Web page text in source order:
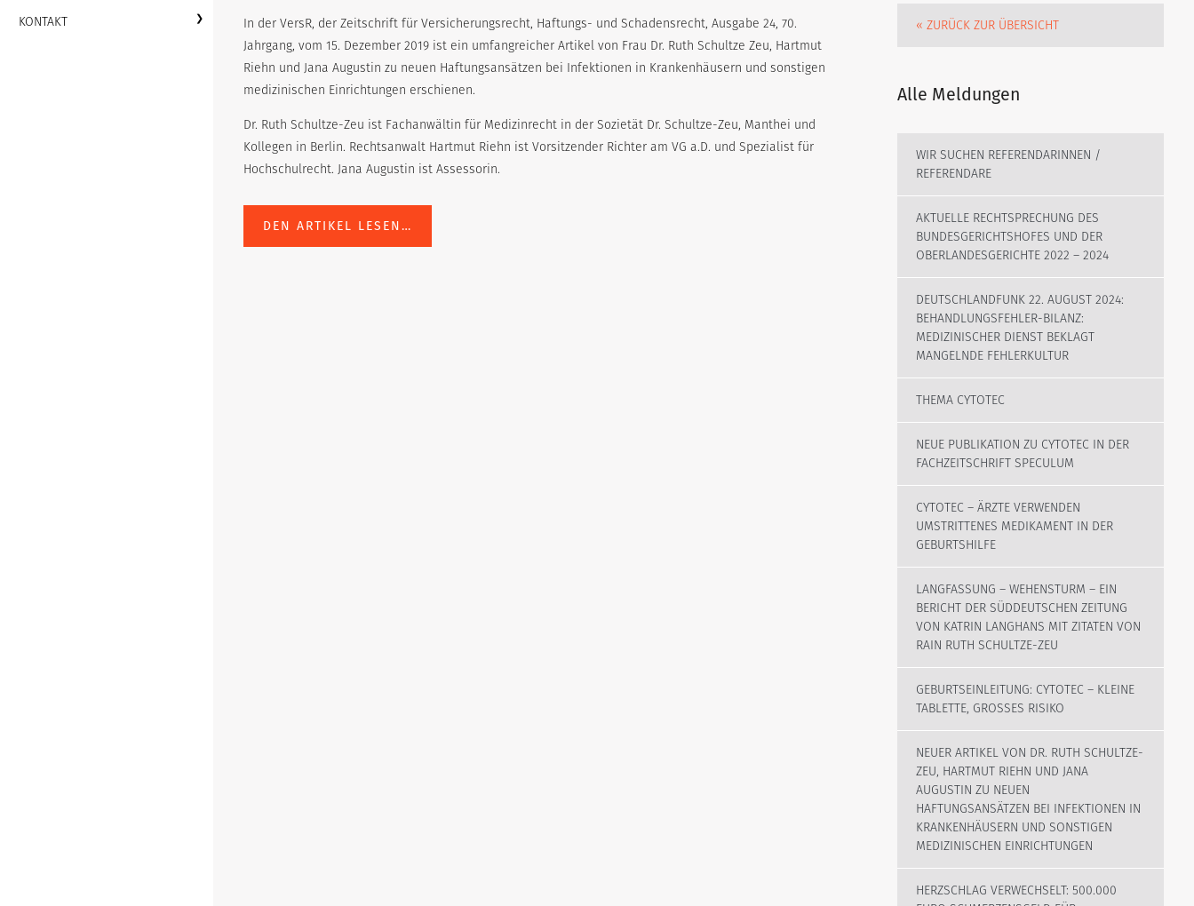
KONTAKT
In der VersR, der Zeitschrift für Versicherungsrecht, Haftungs- und Schadensrecht, Ausgabe 24, 70.
Jahrgang, vom 15. Dezember 2019 ist ein umfangreicher Artikel von Frau Dr. Ruth Schultze Zeu, Hartmut
Riehn und Jana Augustin zu neuen Haftungsansätzen bei Infektionen in Krankenhäusern und sonstigen
medizinischen Einrichtungen erschienen.
Dr. Ruth Schultze-Zeu ist Fachanwältin für Medizinrecht in der Sozietät Dr. Schultze-Zeu, Manthei und
Kollegen in Berlin. Rechtsanwalt Hartmut Riehn ist Vorsitzender Richter am VG a.D. und Spezialist für
Hochschulrecht. Jana Augustin ist Assessorin.
DEN ARTIKEL LESEN…
« ZURÜCK ZUR ÜBERSICHT
Alle Meldungen
WIR SUCHEN REFERENDARINNEN /
REFERENDARE
AKTUELLE RECHTSPRECHUNG DES
BUNDESGERICHTSHOFES UND DER
OBERLANDESGERICHTE 2022 – 2024
DEUTSCHLANDFUNK 22. AUGUST 2024:
BEHANDLUNGSFEHLER-BILANZ:
MEDIZINISCHER DIENST BEKLAGT
MANGELNDE FEHLERKULTUR
THEMA CYTOTEC
NEUE PUBLIKATION ZU CYTOTEC IN DER
FACHZEITSCHRIFT SPECULUM
CYTOTEC – ÄRZTE VERWENDEN
UMSTRITTENES MEDIKAMENT IN DER
GEBURTSHILFE
LANGFASSUNG – WEHENSTURM – EIN
BERICHT DER SÜDDEUTSCHEN ZEITUNG
VON KATRIN LANGHANS MIT ZITATEN VON
RAIN RUTH SCHULTZE-ZEU
GEBURTSEINLEITUNG: CYTOTEC – KLEINE
TABLETTE, GROSSES RISIKO
NEUER ARTIKEL VON DR. RUTH SCHULTZE-
ZEU, HARTMUT RIEHN UND JANA
AUGUSTIN ZU NEUEN
HAFTUNGSANSÄTZEN BEI INFEKTIONEN IN
KRANKENHÄUSERN UND SONSTIGEN
MEDIZINISCHEN EINRICHTUNGEN
HERZSCHLAG VERWECHSELT: 500.000